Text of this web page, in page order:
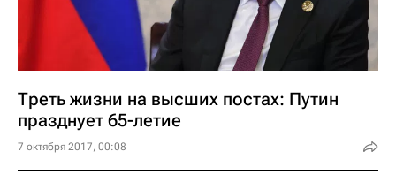
Треть жизни на высших постах: Путин
празднует 65-летие
7 октября 2017, 00:08